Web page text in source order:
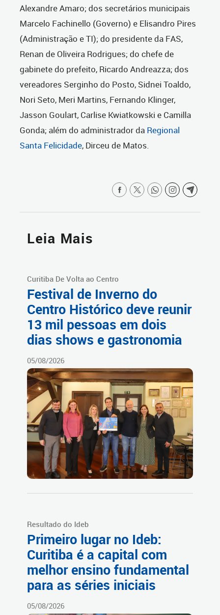
Alexandre Amaro; dos secretários municipais
Marcelo Fachinello (Governo) e Elisandro Pires
(Administração e TI); do presidente da FAS,
Renan de Oliveira Rodrigues; do chefe de
gabinete do prefeito, Ricardo Andreazza; dos
vereadores Serginho do Posto, Sidnei Toaldo,
Nori Seto, Meri Martins, Fernando Klinger,
Jasson Goulart, Carlise Kwiatkowski e Camilla
Gonda; além do administrador da Regional
Santa Felicidade, Dirceu de Matos.
Leia Mais
Curitiba De Volta ao Centro
Festival de Inverno do
Centro Histórico deve reunir
13 mil pessoas em dois
dias shows e gastronomia
05/08/2026
Resultado do Ideb
Primeiro lugar no Ideb:
Curitiba é a capital com
melhor ensino fundamental
para as séries iniciais
05/08/2026